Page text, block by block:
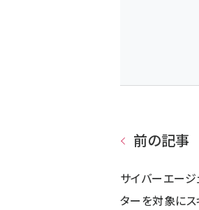
前の記事
サイバーエージ
ターを対象に